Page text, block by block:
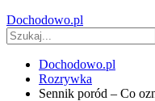
Dochodowo.pl
Dochodowo.pl
Rozrywka
Sennik poród – Co